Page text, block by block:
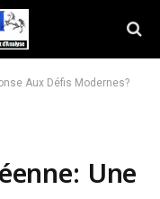
Aux Défis Modernes?
Une